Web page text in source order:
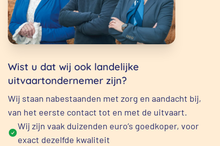
Wist u dat wij ook landelijke
uitvaartondernemer zijn?
Wij staan nabestaanden met zorg en aandacht bij,
van het eerste contact tot en met de uitvaart.
Wij zijn vaak duizenden euro’s goedkoper, voor
exact dezelfde kwaliteit